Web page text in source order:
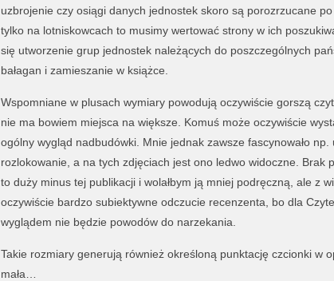
uzbrojenie czy osiągi danych jednostek skoro są porozrzucane
tylko na lotniskowcach to musimy wertować strony w ich
się utworzenie grup jednostek należących do poszczególnych
bałagan i zamieszanie w książce.
Wspomniane w plusach wymiary powodują oczywiście gorszą
nie ma bowiem miejsca na większe. Komuś może oczywiście
ogólny wygląd nadbudówki. Mnie jednak zawsze fascynowało
rozlokowanie, a na tych zdjęciach jest ono ledwo widoczne. Brak
to duży minus tej publikacji i wolałbym ją mniej podręczną, ale z
oczywiście bardzo subiektywne odczucie recenzenta, bo dla
wyglądem nie będzie powodów do narzekania.
Takie rozmiary generują również określoną punktację czcionki w
mała…